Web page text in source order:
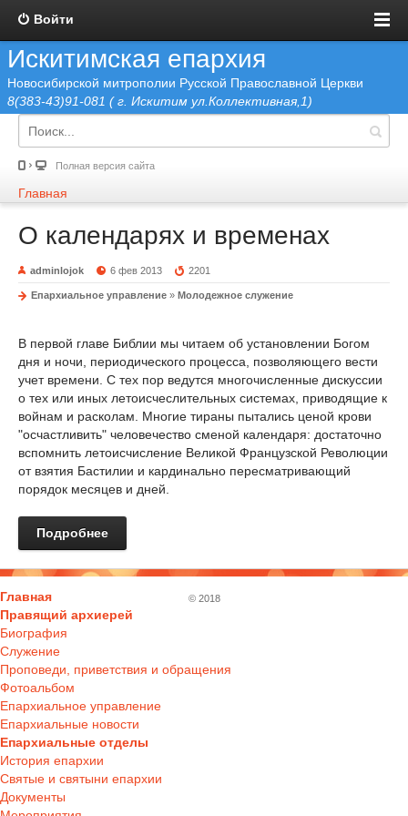
Войти
Искитимская епархия
Новосибирской митрополии Русской Православной Церкви
8(383-43)91-081 ( г. Искитим ул.Коллективная,1)
Полная версия сайта
Главная
О календарях и временах
adminlojok 6 фев 2013 2201
Епархиальное управление » Молодежное служение
В первой главе Библии мы читаем об установлении Богом
дня и ночи, периодического процесса, позволяющего вести
учет времени. С тех пор ведутся многочисленные дискуссии
о тех или иных летоисчеслительных системах, приводящие к
войнам и расколам. Многие тираны пытались ценой крови
"осчастливить" человечество сменой календаря: достаточно
вспомнить летоисчисление Великой Французской Революции
от взятия Бастилии и кардинально пересматривающий
порядок месяцев и дней.
Подробнее
Главная
Правящий архиерей
Биография
Служение
Проповеди, приветствия и обращения
Фотоальбом
Епархиальное управление
Епархиальные новости
Епархиальные отделы
История епархии
Святые и святыни епархии
Документы
© 2018